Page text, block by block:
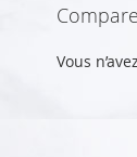
Vous